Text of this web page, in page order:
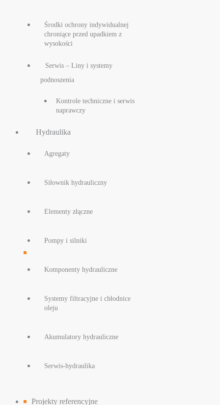
Środki ochrony indywidualnej
chroniące przed upadkiem z
wysokości
Serwis – Liny i systemy
podnoszenia
Kontrole techniczne i serwis
naprawczy
Hydraulika
Agregaty
Siłownik hydrauliczny
Elementy złączne
Pompy i silniki
Komponenty hydrauliczne
Systemy filtracyjne i chłodnice
oleju
Akumulatory hydrauliczne
Serwis-hydraulika
Projekty referencyjne